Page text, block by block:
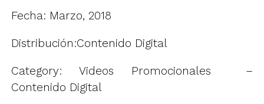
Fecha: Marzo, 2018
Distribución:Contenido Digital
Category: Videos Promocionales –
Contenido Digital